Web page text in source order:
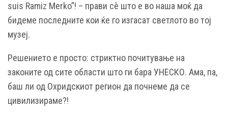
suis Ramiz Merko”! – прави сè што е во наша моќ да
бидеме последните кои ќе го изгасат светлото во тој
музеј.
Решението е просто: стриктно почитување на
законите од сите области што ги бара УНЕСКО. Ама, па,
баш ли од Охридскиот регион да почнеме да се
цивилизираме?!